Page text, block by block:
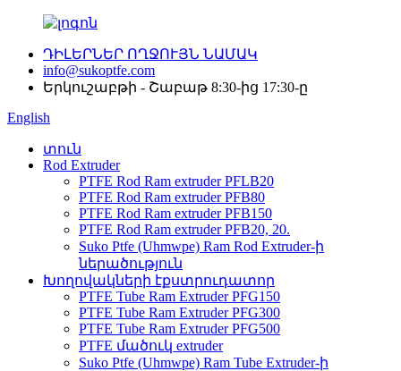
ԴԻԼԵՐՆԵՐ ՈՂՋՈՒՅՆ ՆԱՄԱԿ
info@sukoptfe.com
Երկուշաբթի - Շաբաթ 8:30-ից 17:30-ը
English
տուն
Rod Extruder
PTFE Rod Ram extruder PFLB20
PTFE Rod Ram extruder PFB80
PTFE Rod Ram extruder PFB150
PTFE Rod Ram extruder PFB20, 20.
Suko Ptfe (Uhmwpe) Ram Rod Extruder-ի
ներածություն
Խողովակների էքստրուդատոր
PTFE Tube Ram Extruder PFG150
PTFE Tube Ram Extruder PFG300
PTFE Tube Ram Extruder PFG500
PTFE մածուկ extruder
Suko Ptfe (Uhmwpe) Ram Tube Extruder-ի